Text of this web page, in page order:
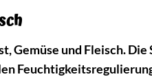
und Fleisch. Die